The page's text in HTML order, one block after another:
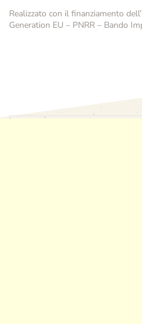
Realizzato con il finanziamento
Generation EU – PNRR – Bando